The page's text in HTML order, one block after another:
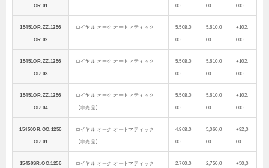
OR.01 00 00 000
15451OR.ZZ.1256
OR.02
ロイヤル オーク オートマティック 5.508.0
00
5,610,0
00
+102,
000
15451OR.ZZ.1256
OR.03
ロイヤル オーク オートマティック 5.508.0
00
5,610,0
00
+102,
000
15451OR.ZZ.1256
OR.04
ロイヤル オーク オートマティック
【非売品】
5.508.0
00
5,610,0
00
+102,
000
15450OR.OO.1256
OR.01
ロイヤル オーク オートマティック
【非売品】
4.968.0
00
5,060,0
00
+92,0
00
15450SR.OO.1256 ロイヤル オーク オートマティック 2.700.0 2,750,0 +50,0